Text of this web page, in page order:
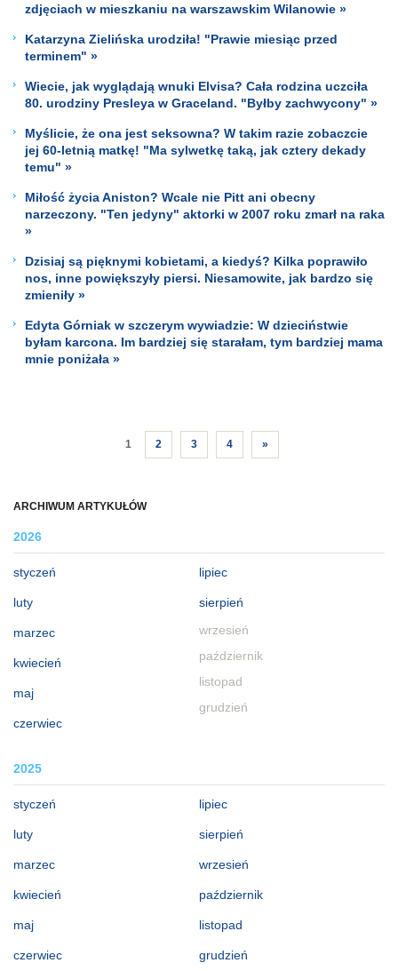
ARCHIWUM ARTYKUŁÓW
2026
styczeń
luty
marzec
kwiecień
maj
czerwiec
lipiec
sierpień
wrzesień
październik
listopad
grudzień
2025
styczeń
luty
marzec
kwiecień
maj
czerwiec
lipiec
sierpień
wrzesień
październik
listopad
grudzień
zdjęciach w mieszkaniu na warszawskim Wilanowie »
Katarzyna Zielińska urodziła! "Prawie miesiąc przed
terminem" »
Wiecie, jak wyglądają wnuki Elvisa? Cała rodzina uczciła
80. urodziny Presleya w Graceland. "Byłby zachwycony" »
Myślicie, że ona jest seksowna? W takim razie zobaczcie
jej 60-letnią matkę! "Ma sylwetkę taką, jak cztery dekady
temu" »
Miłość życia Aniston? Wcale nie Pitt ani obecny
narzeczony. "Ten jedyny" aktorki w 2007 roku zmarł na raka
»
Dzisiaj są pięknymi kobietami, a kiedyś? Kilka poprawiło
nos, inne powiększyły piersi. Niesamowite, jak bardzo się
zmieniły »
Edyta Górniak w szczerym wywiadzie: W dzieciństwie
byłam karcona. Im bardziej się starałam, tym bardziej mama
mnie poniżała »
1 2 3 4 »